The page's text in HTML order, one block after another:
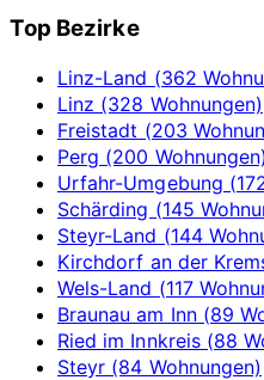
Top Bezirke
Linz-Land (362
Linz (328 Wohnungen)
Freistadt (203
Perg (200 Wohnungen)
Urfahr-Umgebung
Schärding (145
Steyr-Land (144
Kirchdorf an der
Wels-Land (117
Braunau am Inn (89
Ried im Innkreis (88
Steyr (84 Wohnungen)